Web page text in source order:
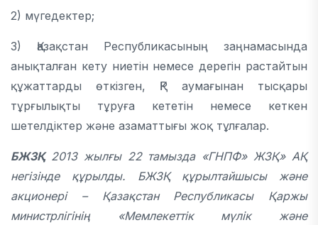
2) мүгедектер;
3) Қазақстан Республикасының заңнамасында
анықталған кету ниетін немесе дерегін растайтын
құжаттарды өткізген, ҚР аумағынан тысқары
тұрғылықты тұруға кететін немесе кеткен
шетелдіктер және азаматтығы жоқ тұлғалар.
БЖЗҚ 2013 жылғы 22 тамызда «ГНПФ» ЖЗҚ» АҚ
негізінде құрылды. БЖЗҚ құрылтайшысы және
акционері – Қазақстан Республикасы Қаржы
министрлігінің «Мемлекеттік мүлік және